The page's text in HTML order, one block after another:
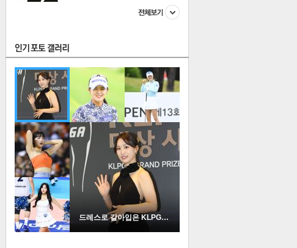
FOCUS
많이 본 뉴스
연예
스포츠 포토
2
드레스로 갈아입은 KLPGA …